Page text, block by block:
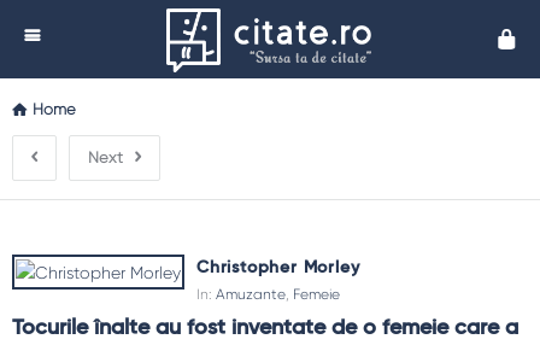
Home
Next
Christopher Morley
In: Amuzante, Femeie
Tocurile înalte au fost inventate de o femeie care a